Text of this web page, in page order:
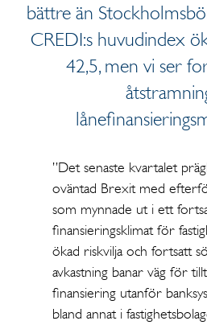
bättre än
CREDI:s huvudindex
42,5, men vi ser
”Det senaste kvartalet
oväntad Brexit med
som mynnade ut i ett
finansieringsklimat för
ökad riskvilja och fortsatt
avkastning banar väg för
finansiering utanför
bland annat i